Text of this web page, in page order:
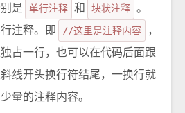
是
单行注释 和 块状注释 。
注释。即
//这里是注释内容
，
占一行，也可以在代码后面跟
线开头换行符结尾，一换行就
量的注释内容。